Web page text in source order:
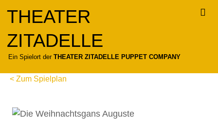
springen
THEATER
ZITADELLE
Ein Spielort derTHEATER ZITADELLE PUPPET COMPANY
< Zum Spielplan